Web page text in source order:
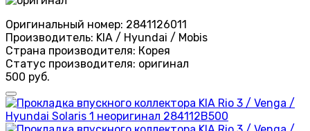
Оригинальный номер: 2841126011
Производитель: KIA / Hyundai / Mobis
Страна производителя: Корея
Статус производителя: оригинал
500 руб.